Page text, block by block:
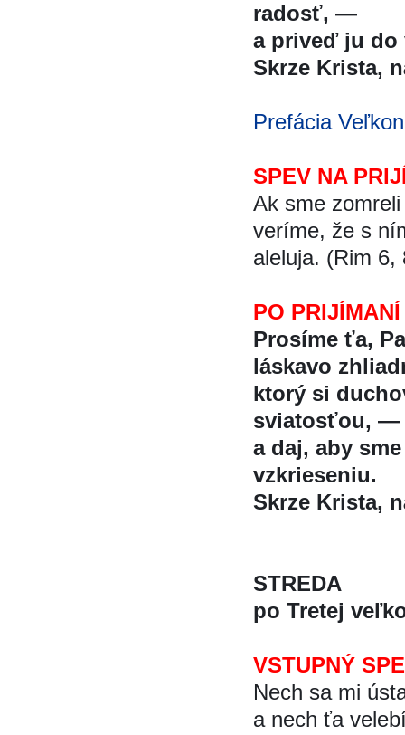
radosť, —
a priveď ju do
Skrze Krista,
Prefácia
SPEV NA
Ak sme
veríme, že s
aleluja. (Rim 6,
PO PRIJÍMANÍ
Prosíme ťa,
láskavo
ktorý si
sviatosťou, —
a daj, aby
vzkrieseniu.
Skrze Krista,
STREDA
po Tretej
VSTUPNÝ
Nech sa mi
a nech ťa